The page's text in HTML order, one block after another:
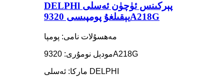
DELPHl پېركىنس ئۈچۈن ئەسلى
يېقىلغۇ پومپىسى 9320A218G
مەھسۇلات نامى: پومپا
مودېل نومۇرى: 9320A218G
ماركا: ئەسلى DELPHI